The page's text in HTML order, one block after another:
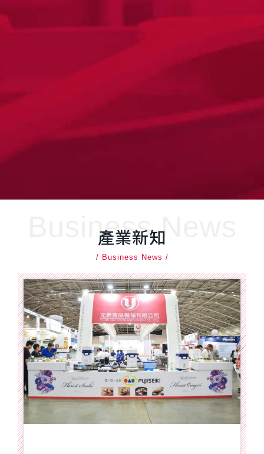
Business News
產業新知
/ Business News /